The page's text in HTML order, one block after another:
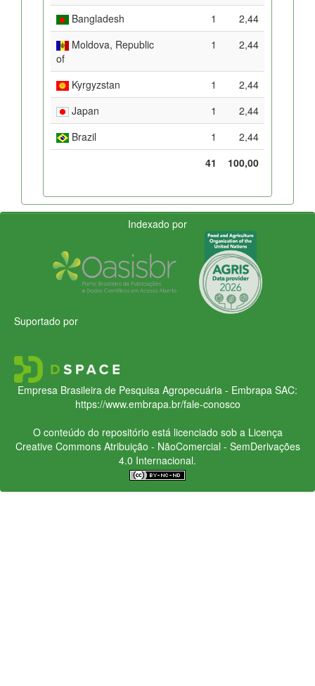
Bangladesh
1
2,44
Moldova, Republic
of
1 2,44
Kyrgyzstan 1
2,44
Japan
1
2,44
Brazil
1
2,44
41
100,00
Indexado por
Suportado por
Empresa Brasileira de Pesquisa Agropecuária - Embrapa SAC:
https://www.embrapa.br/fale-conosco
O conteúdo do repositório está licenciado sob a Licença
Creative CommonsAtribuição - NãoComercial - SemDerivações
4.0 Internacional.